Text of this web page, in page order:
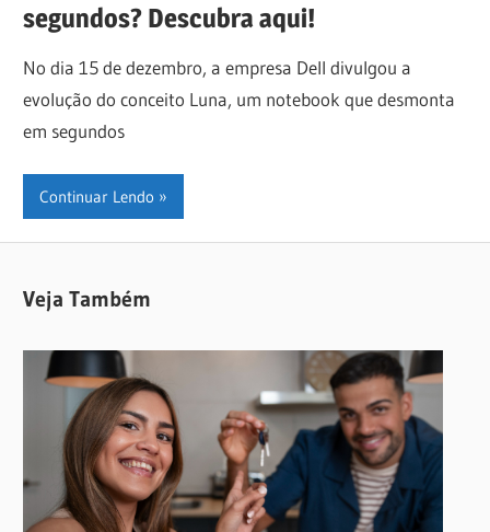
segundos? Descubra aqui!
No dia 15 de dezembro, a empresa Dell divulgou a
evolução do conceito Luna, um notebook que desmonta
em segundos
Continuar Lendo
Veja Também